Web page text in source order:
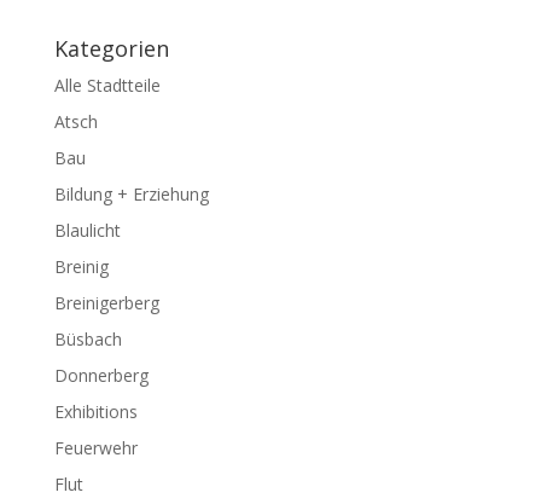
Kategorien
Alle Stadtteile
Atsch
Bau
Bildung + Erziehung
Blaulicht
Breinig
Breinigerberg
Büsbach
Donnerberg
Exhibitions
Feuerwehr
Flut